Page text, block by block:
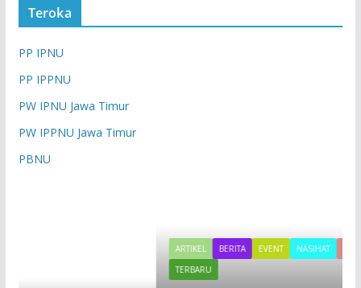
Teroka
PP IPNU
PP IPPNU
PW IPNU Jawa Timur
PW IPPNU Jawa Timur
PBNU
EVENT NASIHAT OPINI
REDAKSI